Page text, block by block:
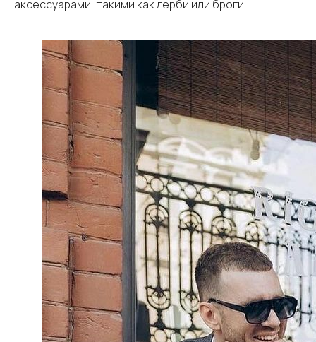
аксессуарами, такими как дерби или броги.